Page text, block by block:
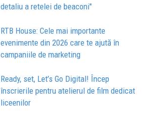
detaliu a retelei de beaconi"
RTB House: Cele mai importante
evenimente din 2026 care te ajută în
campaniile de marketing
Ready, set, Let’s Go Digital! Încep
înscrierile pentru atelierul de film dedicat
liceenilor